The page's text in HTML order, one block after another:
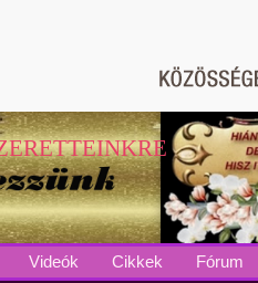
Videók Cikkek Fórum